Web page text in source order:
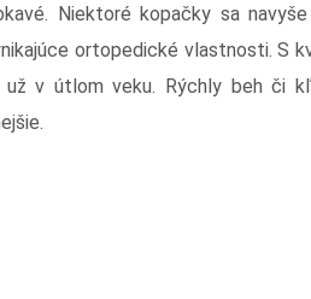
Niektoré kopačky sa
ortopedické vlastnosti. S
v útlom veku. Rýchly beh či